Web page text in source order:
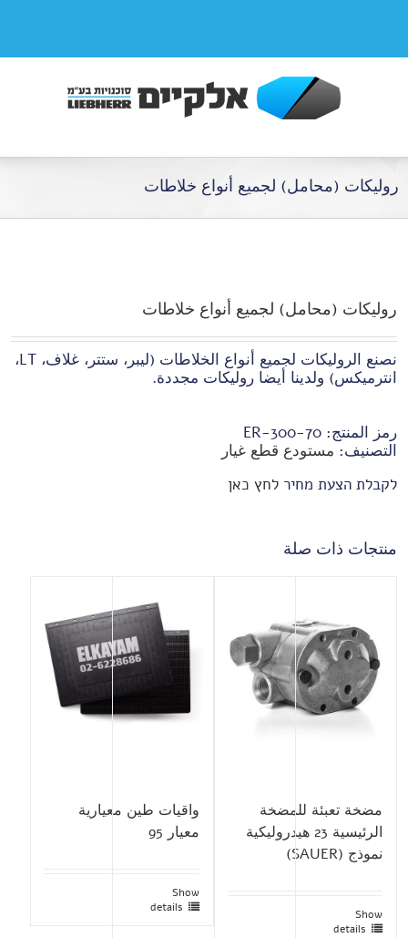
روليكات (محامل) لجميع أنواع خلاطات
روليكات (محامل) لجميع أنواع خلاطات
نصنع الروليكات لجميع أنواع الخلاطات (ليبر، ستتر، غلاف، LT،
انترميكس) ولدينا أيضا روليكات مجددة.
رمز المنتج: 70-ER-300
التصنيف: مستودع قطع غيار
לקבלת הצעת מחיר לחץ כאן
منتجات ذات صلة
مضخة تعبئة للمضخة
الرئيسية 23 هيدروليكية
نموذج (SAUER)
Show
details
واقيات طين معيارية
معيار 95
Show
details